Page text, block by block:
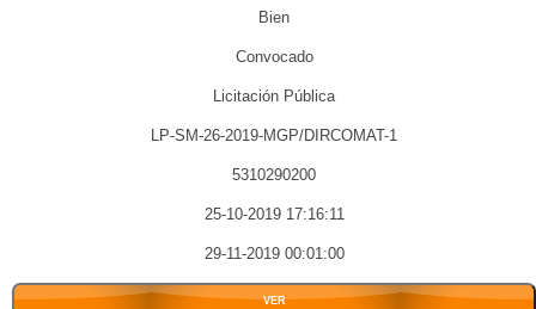
Bien
Convocado
Licitación Pública
LP-SM-26-2019-MGP/DIRCOMAT-1
5310290200
25-10-2019 17:16:11
29-11-2019 00:01:00
VER